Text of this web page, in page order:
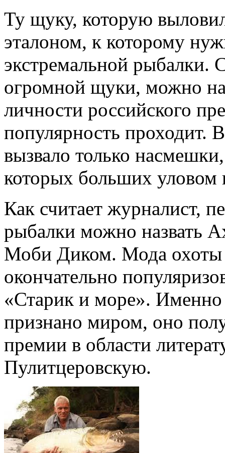
Ту щуку, которую
эталоном, к которому
экстремальной рыбалки.
огромной щуки, можно
личности российского
популярность проходит.
вызвало только
которых больших уловом
Как считает журналист,
рыбалки можно назвать
Моби Диком. Мода охоты
окончательно
«Старик и море». Именно
признано миром, оно
премии в области
Пулитцеровскую.